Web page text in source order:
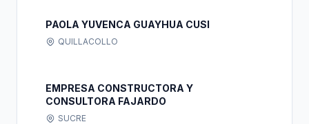
PAOLA YUVENCA GUAYHUA CUSI
QUILLACOLLO
EMPRESA CONSTRUCTORA Y
CONSULTORA FAJARDO
SUCRE